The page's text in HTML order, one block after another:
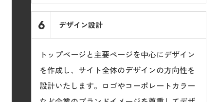
6 デザイン設計
トップページと主要ページを中心にデザイン
を作成し、サイト全体のデザインの方向性を
設計いたします。ロゴやコーポレートカラー